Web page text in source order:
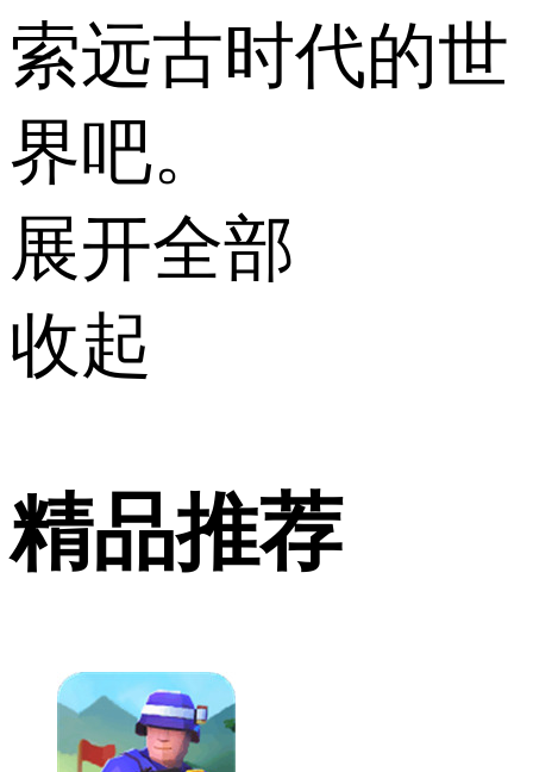
索远古时代的世
界吧。
展开全部
收起
精品推荐